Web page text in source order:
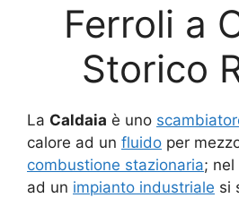
Ferroli a
Storico
La Caldaia è uno
calore ad un fluido per
combustione stazionaria; nel
ad un impianto industriale si